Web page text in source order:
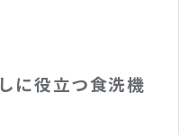
に役立つ食洗機